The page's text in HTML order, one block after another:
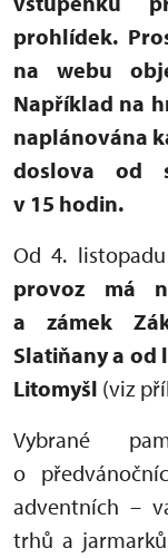
prohlídek.
na webu
Například na
naplánována
doslova od
v 15 hodin.
Od 4.
provoz má
a zámek
Slatiňany a od
Litomyšl (viz
Vybrané
o
adventních –
trhů a